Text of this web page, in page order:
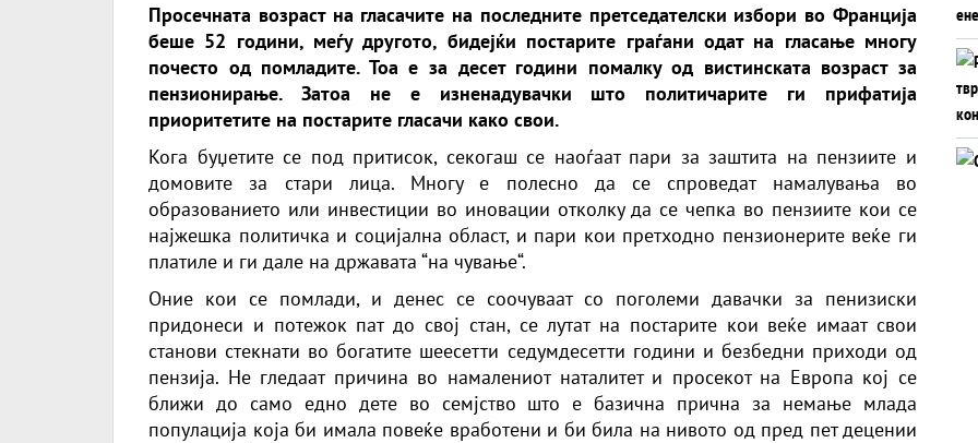
Просечната возраст на гласачите на последните претседателски избори во Франција
беше 52 години, меѓу другото, бидејќи постарите граѓани одат на гласање многу
почесто од помладите. Тоа е за десет години помалку од вистинската возраст за
пензионирање. Затоа не е изненадувачки што политичарите ги прифатија
приоритетите на постарите гласачи како свои.
Кога буџетите се под притисок, секогаш се наоѓаат пари за заштита на пензиите и
домовите за стари лица. Многу е полесно да се спроведат намалувања во
образованието или инвестиции во иновации отколку да се чепка во пензиите кои се
најжешка политичка и социјална област, и пари кои претходно пензионерите веќе ги
платиле и ги дале на државата “на чување“.
Оние кои се помлади, и денес се соочуваат со поголеми давачки за пенизиски
придонеси и потежок пат до свој стан, се лутат на постарите кои веќе имаат свои
станови стекнати во богатите шеесетти седумдесетти години и безбедни приходи од
пензија. Не гледаат причина во намалениот наталитет и просекот на Европа кој се
ближи до само едно дете во семјство што е базична прична за немање млада
популација која би имала повеќе вработени и би била на нивото од пред пет децении